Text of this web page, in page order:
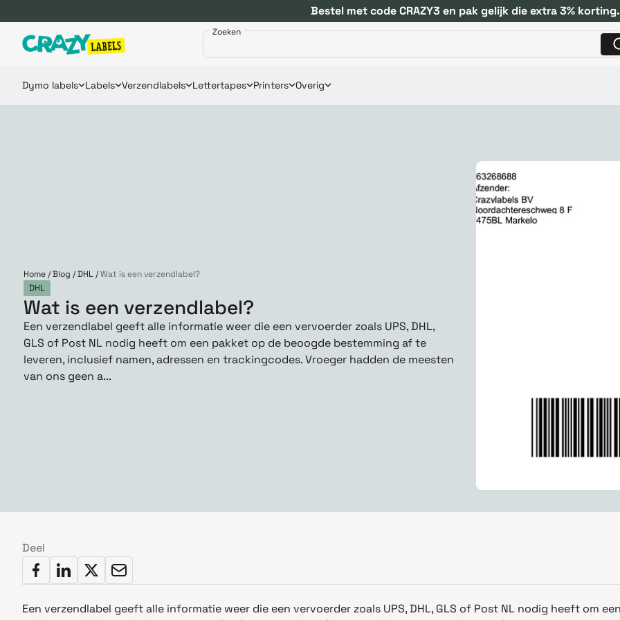
Bestel met code CRAZY3 en pak gelijk die extra 3% korting.
Zoeken
Dymo labels Labels Verzendlabels Lettertapes Printers Overig
Home /Blog /DHL /Wat is een verzendlabel?
DHL
Wat is een verzendlabel?
Een verzendlabel geeft alle informatie weer die een vervoerder zoals UPS, DHL,
GLS of Post NL nodig heeft om een ​​pakket op de beoogde bestemming af te
leveren, inclusief namen, adressen en trackingcodes. Vroeger hadden de meesten
van ons geen a...
Deel
Een verzendlabel geeft alle informatie weer die een vervoerder zoals UPS, DHL, GLS of Post NL nodig heeft om